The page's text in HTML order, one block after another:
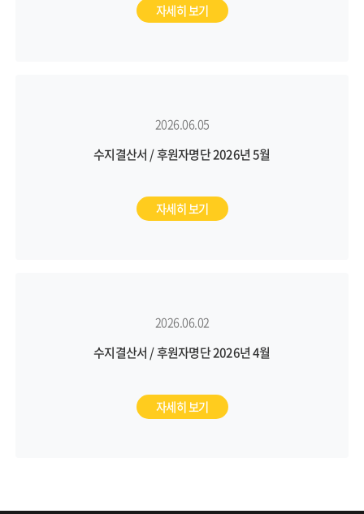
자세히 보기
2026.06.05
수지결산서 / 후원자명단 2026년 5월
자세히 보기
2026.06.02
수지결산서 / 후원자명단 2026년 4월
자세히 보기